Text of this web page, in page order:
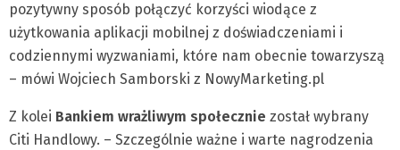
pozytywny sposób połączyć korzyści wiodące z
użytkowania aplikacji mobilnej z doświadczeniami i
codziennymi wyzwaniami, które nam obecnie towarzyszą
– mówi Wojciech Samborski z NowyMarketing.pl
Z kolei Bankiem wrażliwym społecznie został wybrany
Citi Handlowy. – Szczególnie ważne i warte nagrodzenia